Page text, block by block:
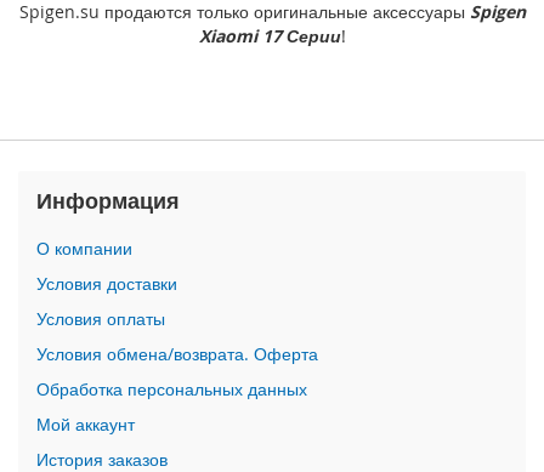
1
M
P
h
o
n
e
1
7
P
r
o
Spigen.su продаются только оригинальные аксессуары Spigen
Xiaomi 17 Серии!
Информация
О компании
Условия доставки
Условия оплаты
Условия обмена/возврата. Оферта
Обработка персональных данных
Мой аккаунт
История заказов